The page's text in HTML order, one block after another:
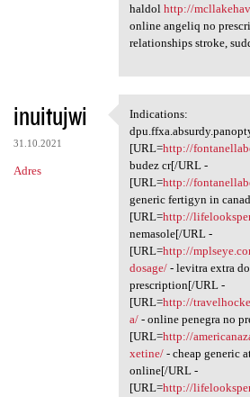
haldol http://
online angeliq no
relationships stroke,
inuitujwi
31.10.2021
Adres
Indications:
Indications:
[URL=http://
budez cr[/URL -
[URL=http://
generic fertigyn in
[URL=http://
nemasole[/URL -
[URL=http://
dosage/- levitra extra
prescription[/URL -
[URL=http://
a/- online penegra no
[URL=http://
xetine/- cheap generic
online[/URL -
[URL=http://